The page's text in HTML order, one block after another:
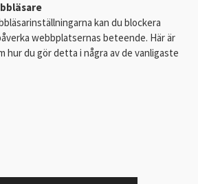
kan du blockera
webbplatsernas beteende. Här är
hur du gör detta i några av de vanligaste